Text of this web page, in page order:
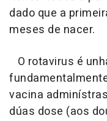
dado que a
meses de nacer.
O rotavirus é
vacina
dúas dose (aos